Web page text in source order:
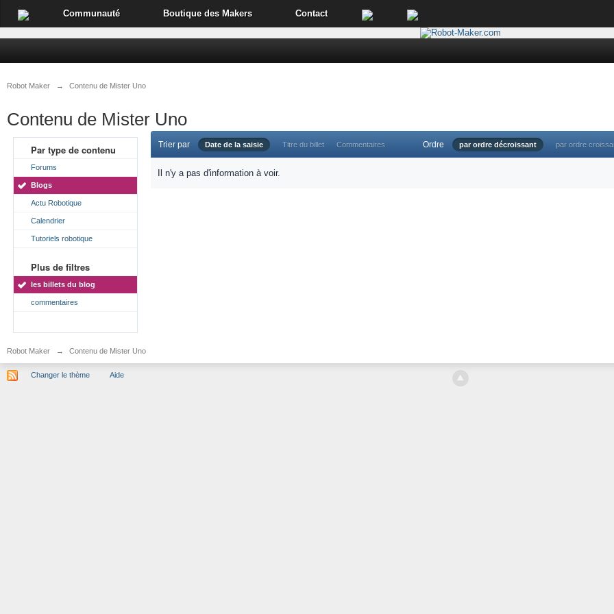
Communauté Boutique des Makers Contact
Robot Maker → Contenu de Mister Uno
Contenu de Mister Uno
Par type de contenu
Forums
Blogs
Actu Robotique
Calendrier
Tutoriels robotique
Plus de filtres
les billets du blog
commentaires
Trier par Date de la saisie Titre du billet Commentaires Ordre par ordre décroissant par ordre
Il n'y a pas d'information à voir.
Robot Maker → Contenu de Mister Uno
Changer le thème Aide